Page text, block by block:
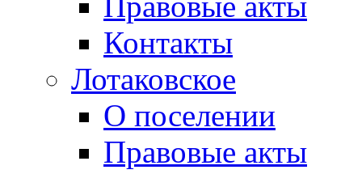
Контакты
Лотаковское
О поселении
Правовые акты